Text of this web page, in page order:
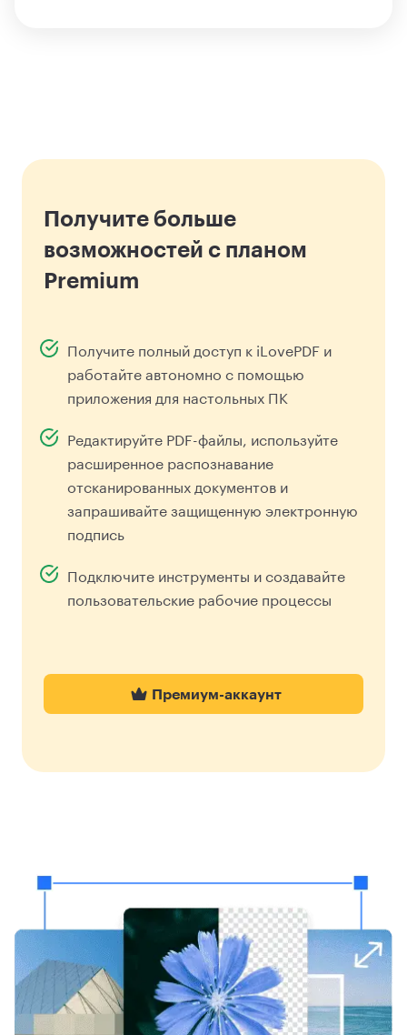
Получите больше
возможностей с планом
Premium
Получите полный доступ к iLovePDF и
работайте автономно с помощью
приложения для настольных ПК
Редактируйте PDF-файлы, используйте
расширенное распознавание
отсканированных документов и
запрашивайте защищенную электронную
подпись
Подключите инструменты и создавайте
пользовательские рабочие процессы
Премиум-аккаунт